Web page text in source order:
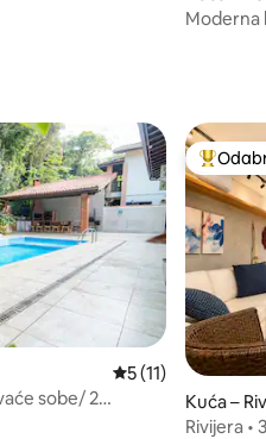
Moderna
s oznakom „Odabrali gosti”
Prosječna ocjena:
5 (11)
sobe/ 2
Među
Kuća –
ço,
Rivijera •